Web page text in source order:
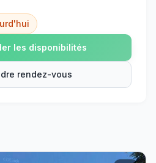
les disponibilités
rendez-vous